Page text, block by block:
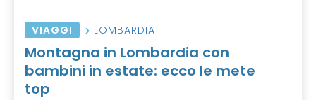
VIAGGI LOMBARDIA
Montagna in Lombardia con
bambini in estate: ecco le mete
top